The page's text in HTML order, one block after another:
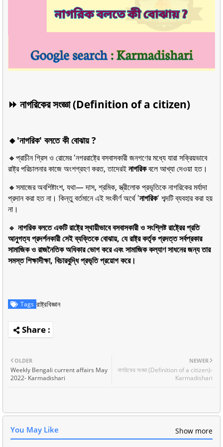
⏩ নাগরিকের সংজ্ঞা (Definition of a citizen)
🔸'নাগরিক' বলতে কী বোঝায় ?
🔸প্রাচীন গ্রিস ও রোমের 'নগররাষ্ট্রে বসবাসকারী জনগণের মধ্যে যারা সক্রিয়ভাবে
রাষ্ট্র পরিচালনার কাজে অংশগ্রহণ করত, তাদেরইনাগরিকবলে আখ্যা দেওয়া হত।
🔸সমাজের অবশিষ্টাংশ, যথা— দাস, শ্রমিক, স্ত্রীলোক প্রভৃতিকে নাগরিকের মর্যাদা
প্রদান করা হত না। কিন্তু বর্তমানে এই সংকীর্ণ অর্থে 'নাগরিক' শব্দটি ব্যবহার করা হয়
না।
🔸 নাগরিক বলতে একটি রাষ্ট্রে স্থায়ীভাবে বসবাসকারী ও সংশ্লিষ্ট রাষ্ট্রের প্রতি
আনুগত্য প্রদর্শনকারী সেই ব্যক্তিকে বোঝায়, যে রাষ্ট্র কর্তৃক প্রদত্ত সর্বপ্রকার
সামাজিক ও রাজনৈতিক অধিকার ভোগ করে এবং সামাজিক কল্যাণ সাধনের জন্য তার
সমস্ত শিক্ষাদীক্ষা, বিচারবুদ্ধি প্রভৃতি প্রয়োগ করে।
Tags রাষ্ট্রবিজ্ঞান
NEWER
নাগরিকের সংজ্ঞা (Definition of a citizen)-
Karmadishari
OLDER
Weekly Bengali current affairs May
2022- Karmadishari
You May Like Show more